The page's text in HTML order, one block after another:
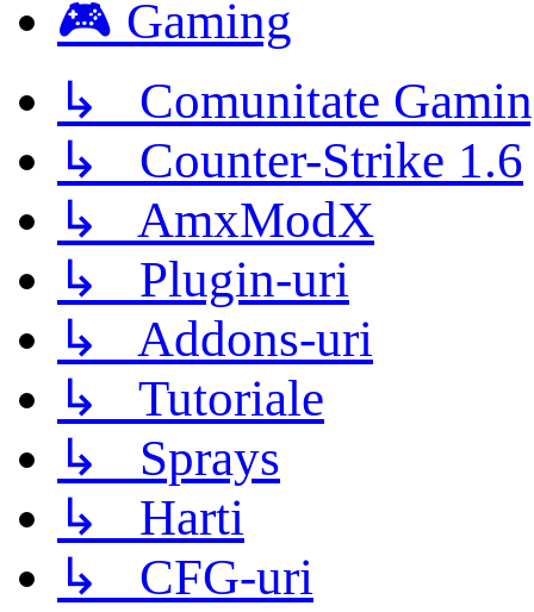
🎮 Gaming
↳ Comunitate
↳ Counter-Strike 1.6
↳ AmxModX
↳ Plugin-uri
↳ Addons-uri
↳ Tutoriale
↳ Sprays
↳ Harti
↳ CFG-uri